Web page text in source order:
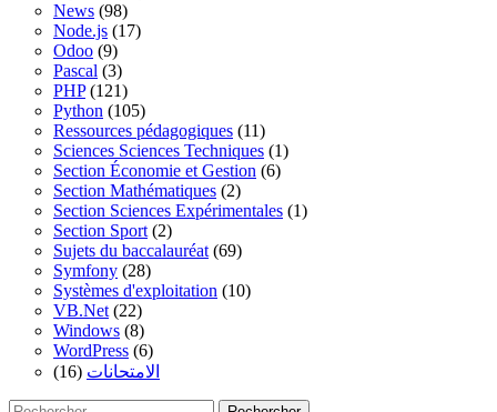
News (98)
Node.js (17)
Odoo (9)
Pascal (3)
PHP(121)
Python (105)
Ressources pédagogiques (11)
Sciences Sciences Techniques (1)
Section Économie et Gestion (6)
Section Mathématiques (2)
Section Sciences Expérimentales (1)
Section Sport (2)
Sujets du baccalauréat (69)
Symfony (28)
Systèmes d'exploitation (10)
VB.Net (22)
Windows (8)
WordPress (6)
الامتحانات (16)